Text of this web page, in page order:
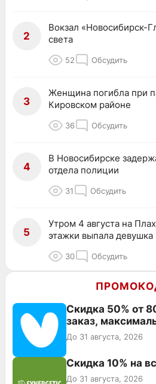
2
Вокзал «Новосибирск-
света
52 Обсудить
3
Женщина погибла при
Кировском районе
36 Обсудить
4
В Новосибирске
отдела полиции
31 Обсудить
5
Утром 4 августа на
этажки выпала девушка
30 Обсудить
Скидка 50% от
заказ,
До 31 августа, 2026
Скидка 10% на
До 31 августа, 2026